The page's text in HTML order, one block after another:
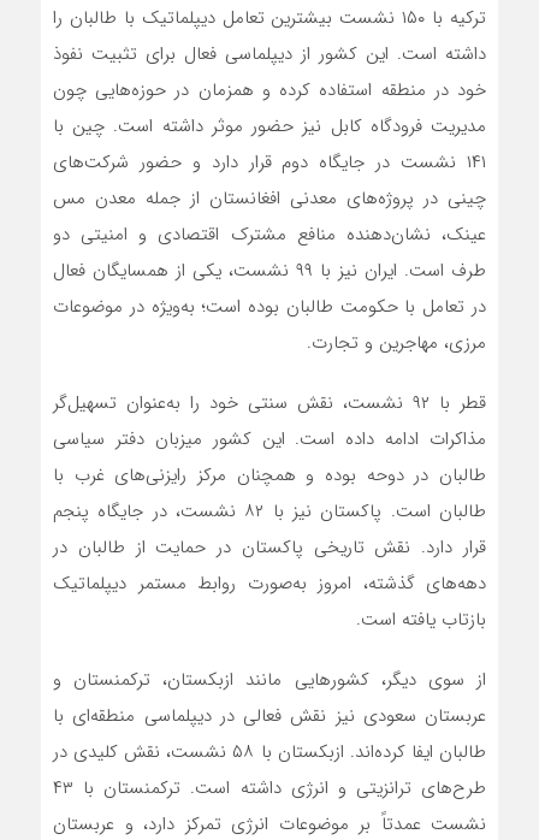
ترکیه با ۱۵۰ نشست بیشترین تعامل دیپلماتیک با طالبان را
داشته است. این کشور از دیپلماسی فعال برای تثبیت نفوذ
خود در منطقه استفاده کرده و همزمان در حوزه‌هایی چون
مدیریت فرودگاه کابل نیز حضور موثر داشته است. چین با
۱۴۱ نشست در جایگاه دوم قرار دارد و حضور شرکت‌های
چینی در پروژه‌های معدنی افغانستان از جمله معدن مس
عینک، نشان‌دهنده منافع مشترک اقتصادی و امنیتی دو
طرف است. ایران نیز با ۹۹ نشست، یکی از همسایگان فعال
در تعامل با حکومت طالبان بوده است؛ به‌ویژه در موضوعات
مرزی، مهاجرین و تجارت.
قطر با ۹۲ نشست، نقش سنتی خود را به‌عنوان تسهیل‌گر
مذاکرات ادامه داده است. این کشور میزبان دفتر سیاسی
طالبان در دوحه بوده و همچنان مرکز رایزنی‌های غرب با
طالبان است. پاکستان نیز با ۸۲ نشست، در جایگاه پنجم
قرار دارد. نقش تاریخی پاکستان در حمایت از طالبان در
دهه‌های گذشته، امروز به‌صورت روابط مستمر دیپلماتیک
بازتاب یافته است.
از سوی دیگر، کشورهایی مانند ازبکستان، ترکمنستان و
عربستان سعودی نیز نقش فعالی در دیپلماسی منطقه‌ای با
طالبان ایفا کرده‌اند. ازبکستان با ۵۸ نشست، نقش کلیدی در
طرح‌های ترانزیتی و انرژی داشته است. ترکمنستان با ۴۳
نشست عمدتاً بر موضوعات انرژی تمرکز دارد، و عربستان